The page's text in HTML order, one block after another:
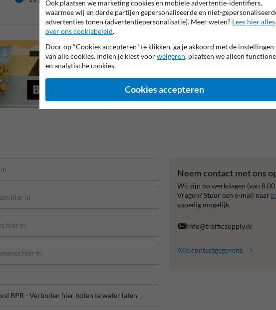
Neem contact met ons
Wij zijn op werkdagen (van
Vragen? Stuur een e-mail naar
spoedig mogelijk.
info@trafficsupply.nl
Alle contactgegevens
Ook plaatsen we marketing cookies en mobiele advertentie-identifiers,
waarmee wij en derde partijen gepersonaliseerde en niet-
advertenties tonen (advertentiepersonalisatie). Meer weten? Lees hier alles
over ons cookiebeleid.
Door op "Cookies accepteren" te klikken, ga je akkoord met de instellingen
van alle cookies. Indien je kiest voorweigeren, plaatsen we alleen
en analytische cookies.
Cookies accepteren